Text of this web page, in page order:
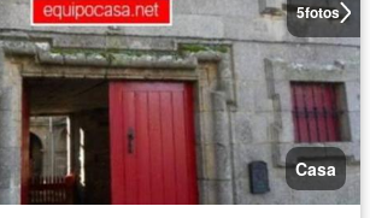
5fotos
Casa